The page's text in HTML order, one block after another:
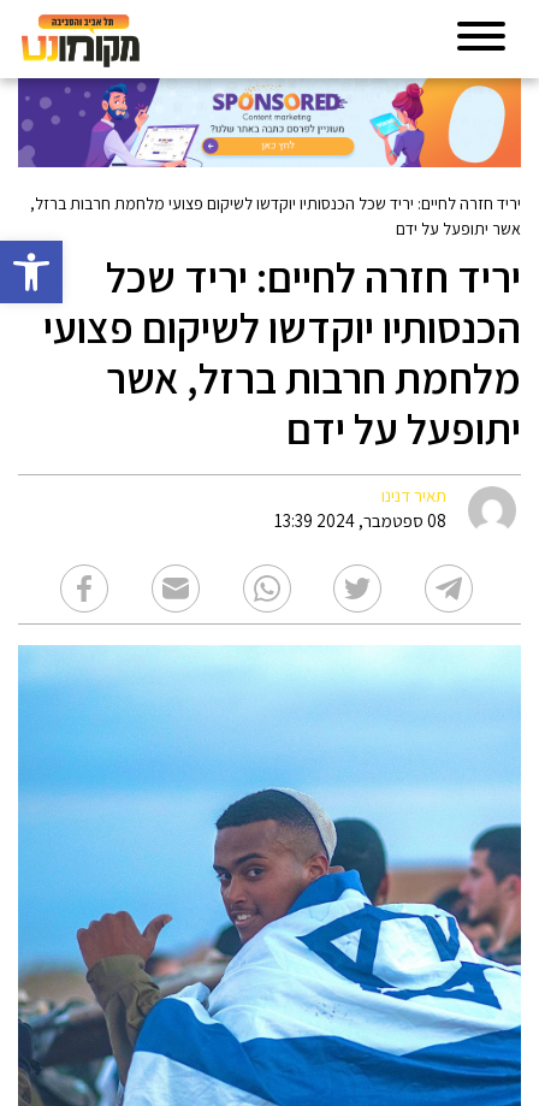
פתח
יריד חזרה לחיים: יריד שכל הכנסותיו יוקדשו לשיקום פצועי מלחמת חרבות ברזל,
אשר יתופעל על ידם
יריד חזרה לחיים: יריד שכל
הכנסותיו יוקדשו לשיקום פצועי
מלחמת חרבות ברזל, אשר
יתופעל על ידם
תאיר דנינו
08 ספטמבר, 2024 13:39